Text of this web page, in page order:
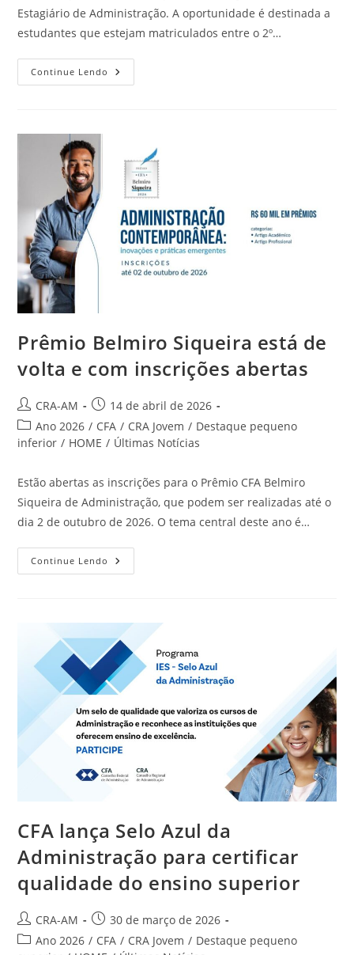
Estagiário de Administração. A oportunidade é destinada a
estudantes que estejam matriculados entre o 2º…
Continue Lendo
Prêmio Belmiro Siqueira está de
volta e com inscrições abertas
CRA-AM
14 de abril de 2026
Ano 2026 / CFA / CRA Jovem / Destaque pequeno
inferior / HOME / Últimas Notícias
Estão abertas as inscrições para o Prêmio CFA Belmiro
Siqueira de Administração, que podem ser realizadas até o
dia 2 de outubro de 2026. O tema central deste ano é…
Continue Lendo
CFA lança Selo Azul da
Administração para certificar
qualidade do ensino superior
CRA-AM
30 de março de 2026
Ano 2026 / CFA / CRA Jovem / Destaque pequeno